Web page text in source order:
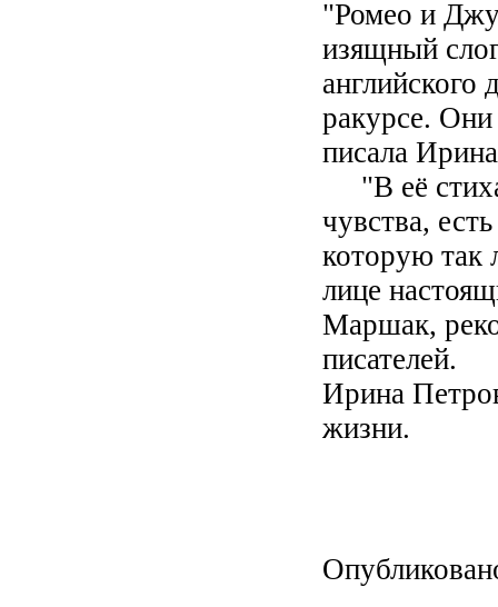
"Ромео и
изящный
ракурсе.
писала
"В её
чувства,
которую так
лице
Маршак,
писателей.
Ирина
жизни.